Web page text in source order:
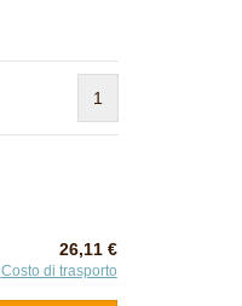
1
26,11 €
Costo di trasporto